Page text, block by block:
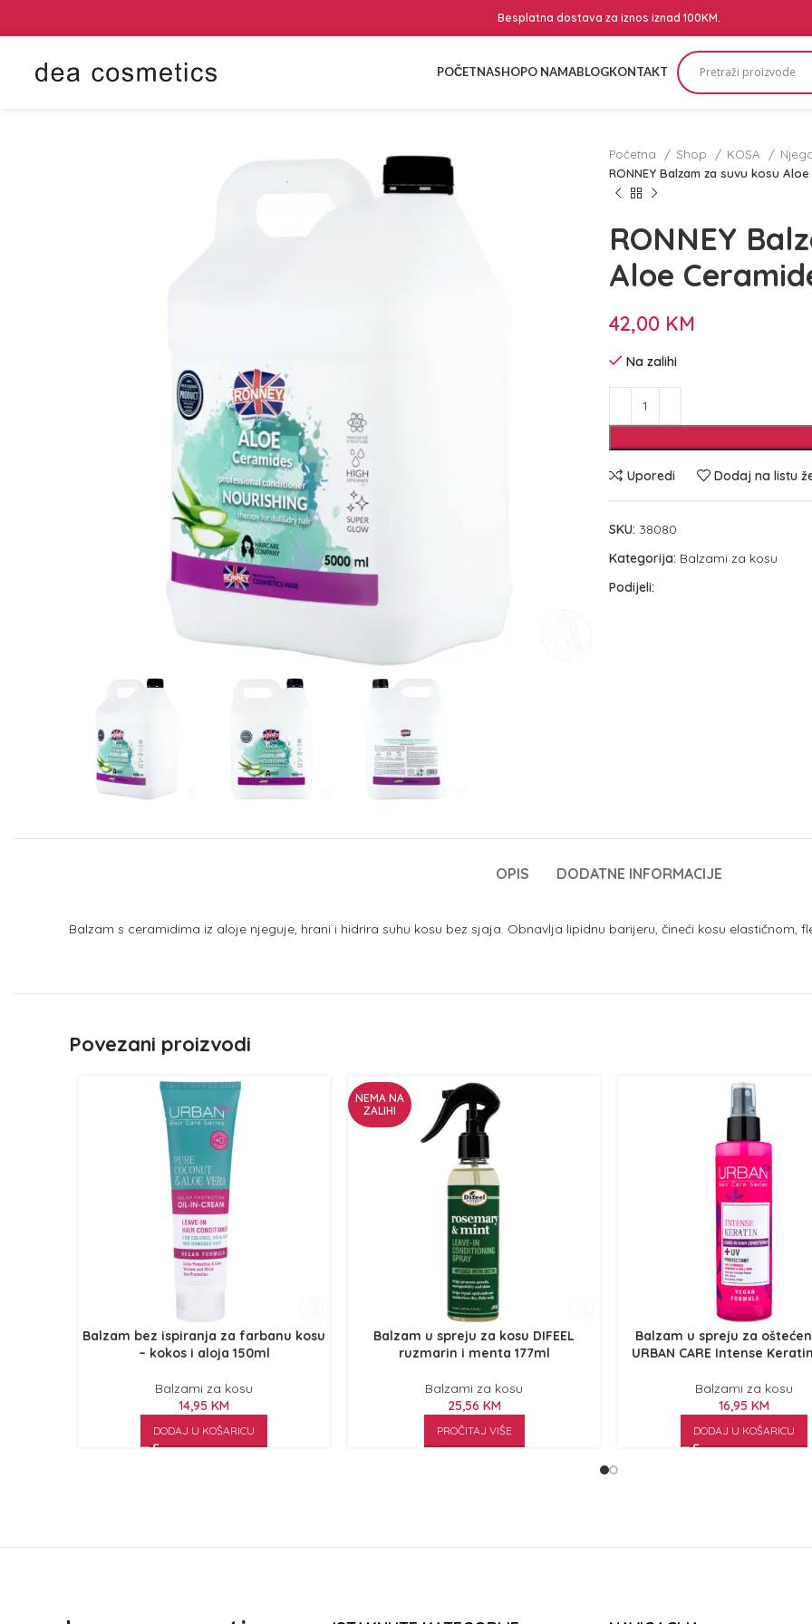
Besplatna dostava za iznos iznad 100KM.
POČETNASHOPO NAMABLOGKONTAKT
Početna Shop KOSA
RONNEY Balzam za suvu kosu
RONNEY
Aloe
42,00 KM
Na zalihi
Uporedi Dodaj na listu
SKU: 38080
Kategorija: Balzami za kosu
Podijeli:
OPIS DODATNE INFORMACIJE
Balzam s ceramidima iz aloje njeguje, hrani i hidrira suhu kosu bez sjaja. Obnavlja lipidnu barijeru, čineći kosu elastičnom,
Povezani proizvodi
Balzam bez ispiranja za farbanu kosu
– kokos i aloja 150ml
Balzami za kosu
14,95 KM
DODAJ U KOŠARICU
NEMA NA
ZALIHI
Balzam u spreju za kosu DIFEEL
ruzmarin i menta 177ml
Balzami za kosu
25,56 KM
PROČITAJ VIŠE
Balzam u spreju za
URBAN CARE Intense
Balzami za kosu
16,95 KM
DODAJ U KOŠARICU